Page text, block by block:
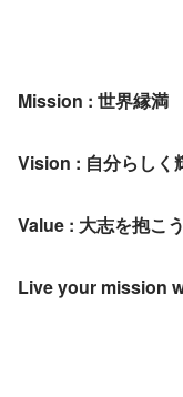
Mission : 世界縁満
Vision : 自分らしく
Value : 大志を抱こ
Live your mission